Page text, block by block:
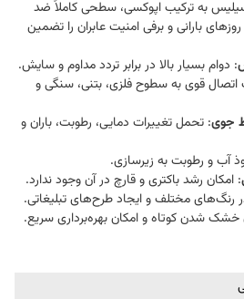
به ترکیب اپوکسی، سطحی کاملاً ضد
بارانی و برفی امنیت عابران را تضمین
: دوام بسیار بالا در برابر تردد مداوم و سایش.​
اتصال قوی به سطوح فلزی، بتنی، سنگی و
جوی: تحمل تغییرات دمایی، رطوبت، باران و
آب و رطوبت به زیرسازی.​
: امکان رشد باکتری و قارچ در آن وجود ندارد.​
رنگ‌های مختلف و ایجاد طرح‌های تبلیغاتی.​
خشک شدن کوتاه و امکان بهره‌برداری سریع.​